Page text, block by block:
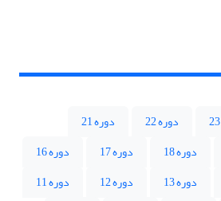
دوره 22
دوره 21
دوره 18 دوره 17
دوره 16
دوره 13 دوره 12
دوره 11